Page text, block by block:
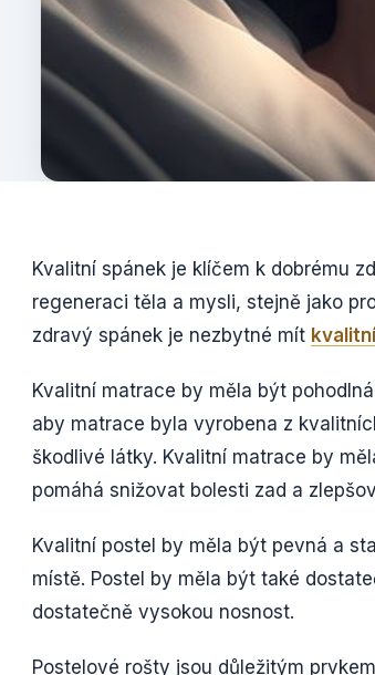
Kvalitní spánek je klíčem k dobrému
regeneraci těla a mysli, stejně jako
zdravý spánek je nezbytné mít
Kvalitní matrace by měla být
aby matrace byla vyrobena z
škodlivé látky. Kvalitní matrace by
pomáhá snižovat bolesti zad a
Kvalitní postel by měla být pevná a
místě. Postel by měla být také
dostatečně vysokou nosnost.
Postelové rošty jsou důležitým